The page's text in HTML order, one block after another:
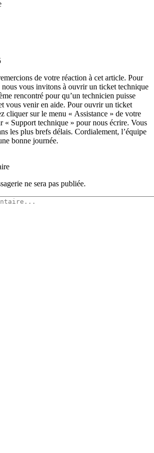
de votre réaction à cet article. Pour
vous invitons à ouvrir un ticket technique
rencontré pour qu’un technicien puisse
vous venir en aide. Pour ouvrir un ticket
cliquer sur le menu « Assistance » de votre
« Support technique » pour nous écrire. Vous
les plus brefs délais. Cordialement, l’équipe
bonne journée.
ne sera pas publiée.